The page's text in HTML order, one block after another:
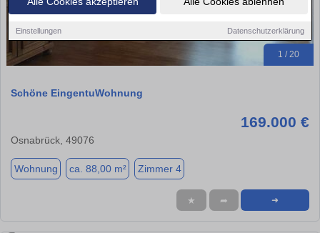
Einstellungen Datenschutzerklärung
1 / 20
Schöne EingentuWohnung
169.000 €
Osnabrück, 49076
Wohnung ca. 88,00 m² Zimmer 4
★ ➦ ➜